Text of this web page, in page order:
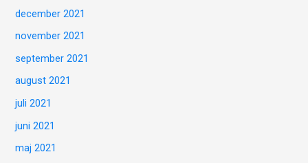
december 2021
november 2021
september 2021
august 2021
juli 2021
juni 2021
maj 2021